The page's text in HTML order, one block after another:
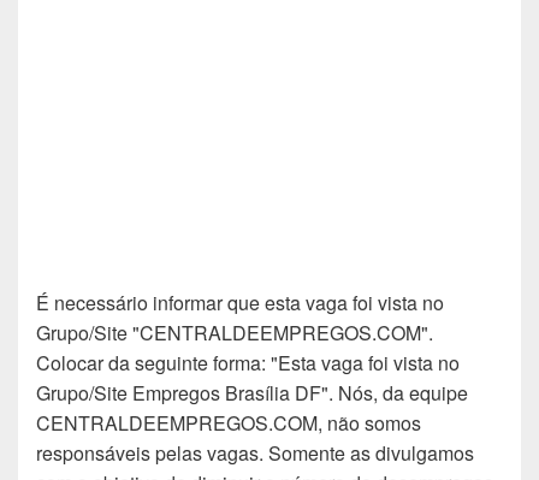
É necessário informar que esta vaga foi vista no
Grupo/Site "CENTRALDEEMPREGOS.COM".
Colocar da seguinte forma: "Esta vaga foi vista no
Grupo/Site Empregos Brasília DF". Nós, da equipe
CENTRALDEEMPREGOS.COM, não somos
responsáveis pelas vagas. Somente as divulgamos